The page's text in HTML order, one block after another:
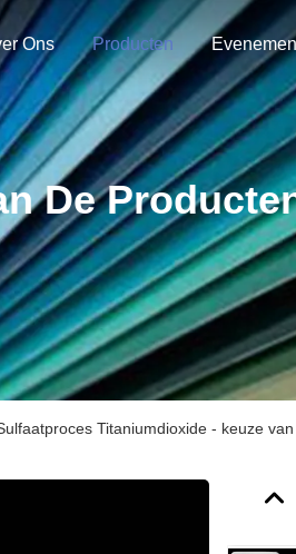
Ons Producten
De
Titaniumdioxide - keuze